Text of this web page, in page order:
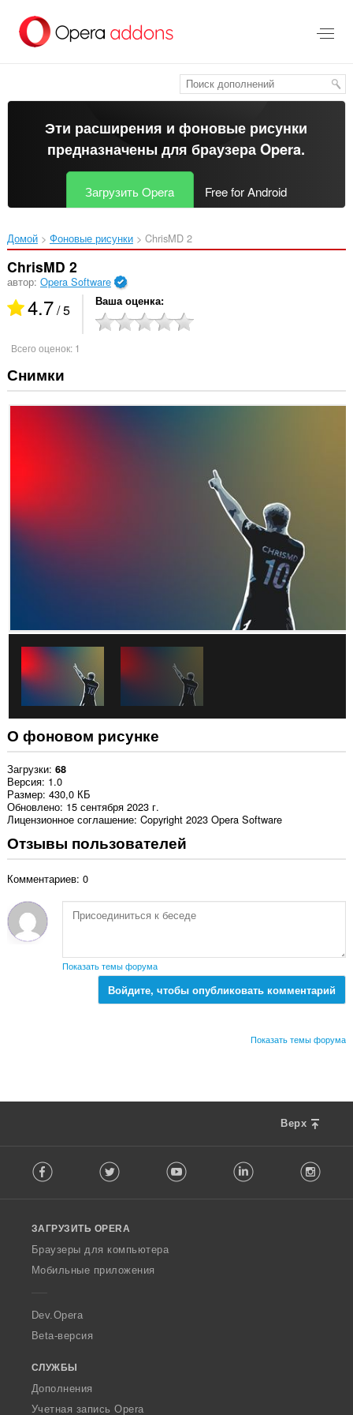
перейти
Эти расширения и фоновые рисунки
предназначены длябраузера Opera.
Загрузить Opera Free for Android
Домой Фоновые рисунки ChrisMD 2‎
ChrisMD 2
автор: Opera Software
4.7/ 5 Ваша оценка
Всего оценок: 1
Снимки
О фоновом рисунке
Загрузки 68
Версия 1.0
Размер 430,0 КБ
Обновлено 15 сентября 2023 г.
Лицензионное соглашение Copyright 2023 Opera Software
Отзывы пользователей
Комментариев: 0
Показать темы форума
Войдите, чтобы опубликовать комментарий
Показать темы форума
Верх
o
w
O
p
a
Facebook Twitter Youtube LinkedIn
ЗАГРУЗИТЬ OPERA
Браузеры для компьютера
Мобильные приложения
Dev.Opera
Beta-версия
СЛУЖБЫ
Дополнения
Учетная запись Opera